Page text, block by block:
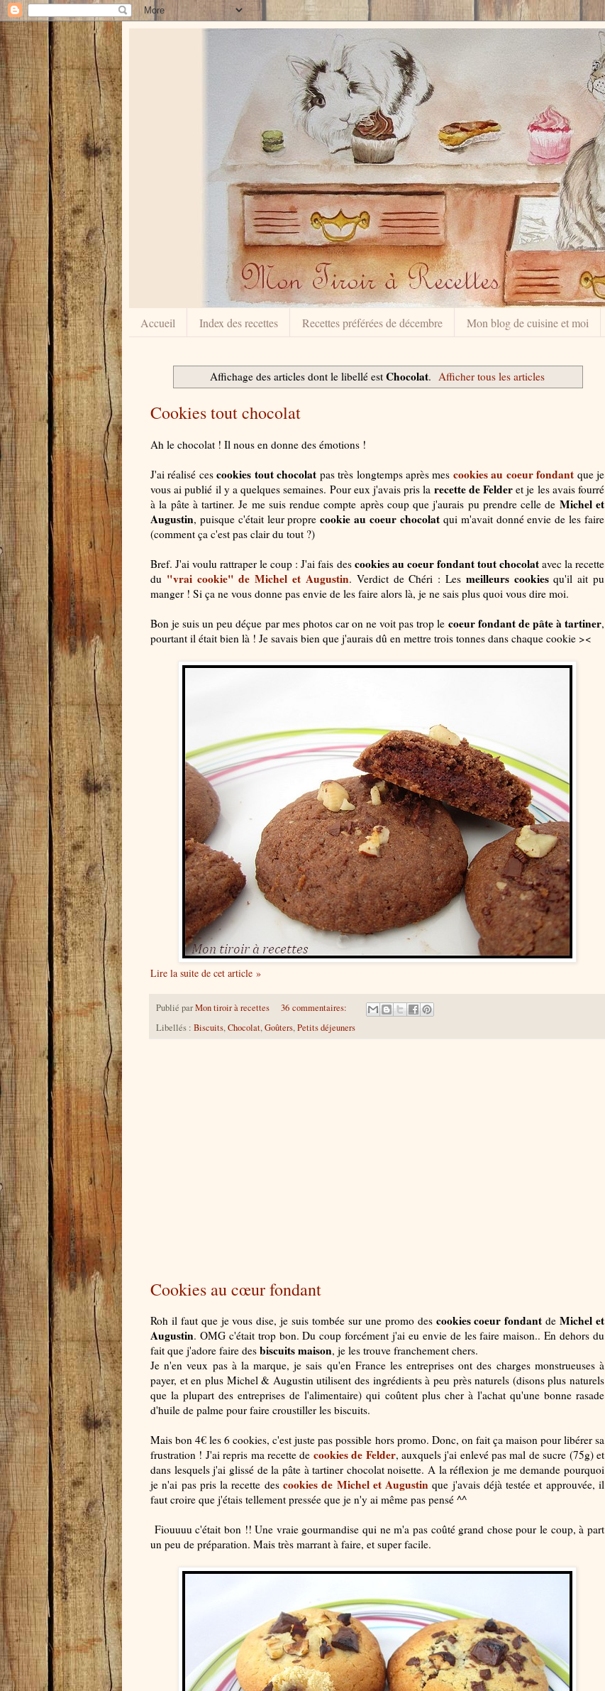
Accueil Index des recettes Recettes préférées de décembre Mon blog de cuisine et moi
Affichage des articles dont le libellé est Chocolat. Afficher tous les articles
Cookies tout chocolat
Ah le chocolat ! Il nous en donne des émotions !
J'ai réalisé cescookies tout chocolat pas très longtemps après mes cookies au coeur fondant que je
vous ai publié il y a quelques semaines. Pour eux j'avais pris la recette de Felder et je les avais fourré
à la pâte à tartiner. Je me suis rendue compte après coup que j'aurais pu prendre celle de Michel et
Augustin, puisque c'était leur proprecookie au coeur chocolatqui m'avait donné envie de les faire
(comment ça c'est pas clair du tout ?)
Bref. J'ai voulu rattraper le coup : J'ai fais des cookies au coeur fondant tout chocolatavec la recette
du "vrai cookie" de Michel et Augustin. Verdict de Chéri : Les meilleurs cookiesqu'il ait pu
manger ! Si ça ne vous donne pas envie de les faire alors là, je ne sais plus quoi vous dire moi.
Bon je suis un peu déçue par mes photos car on ne voit pas trop le coeur fondant de pâte à tartiner,
pourtant il était bien là ! Je savais bien que j'aurais dû en mettre trois tonnes dans chaque cookie ><
Lire la suite de cet article »
Publié parMon tiroir à recettes
36 commentaires:
Libellés : Biscuits,Chocolat,Goûters,Petits déjeuners
Cookies au cœur fondant
Roh il faut que je vous dise, je suis tombée sur une promo des cookies coeur fondant deMichel et
Augustin. OMG c'était trop bon. Du coup forcément j'ai eu envie de les faire maison.. En dehors du
fait que j'adore faire des biscuits maison, je les trouve franchement chers.
Je n'en veux pas à la marque, je sais qu'en France les entreprises ont des charges monstrueuses à
payer, et en plus Michel & Augustin utilisent des ingrédients à peu près naturels (disons plus naturels
que la plupart des entreprises de l'alimentaire) qui coûtent plus cher à l'achat qu'une bonne rasade
d'huile de palme pour faire croustiller les biscuits.
Mais bon 4€ les 6 cookies, c'est juste pas possible hors promo. Donc, on fait ça maison pour libérer sa
frustration ! J'ai repris ma recette de cookies de Felder, auxquels j'ai enlevé pas mal de sucre (75g) et
dans lesquels j'ai glissé de la pâte à tartiner chocolat noisette. A la réflexion je me demande pourquoi
je n'ai pas pris la recette des cookies de Michel et Augustin que j'avais déjà testée et approuvée, il
faut croire que j'étais tellement pressée que je n'y ai même pas pensé ^^
Fiouuuu c'était bon !! Une vraie gourmandise qui ne m'a pas coûté grand chose pour le coup, à part
un peu de préparation. Mais très marrant à faire, et super facile.